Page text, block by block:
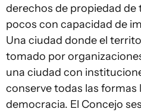
derechos de propiedad de
pocos con capacidad de
Una ciudad donde el
tomado por
una ciudad con
conserve todas las formas
democracia. El Concejo